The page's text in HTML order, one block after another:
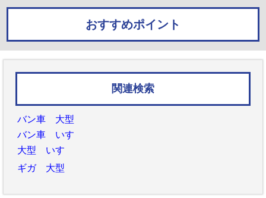
おすすめポイント
関連検索
バン車 大型
バン車 いすゞ
大型 いすゞ
ギガ 大型